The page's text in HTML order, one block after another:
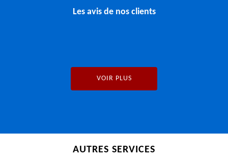
Les avis de nos clients
VOIR PLUS
AUTRES SERVICES